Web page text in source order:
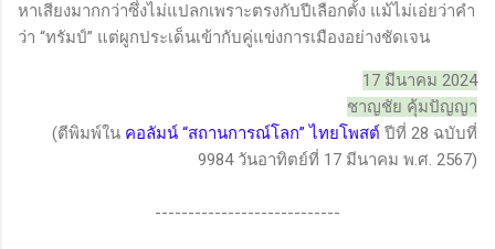
หาเสียงมากกว่าซึ่งไม่แปลกเพราะตรงกับปีเลือกตั้ง แม้ไม่เอ่ยว่าคำ
ว่า “ทรัมป์” แต่ผูกประเด็นเข้ากับคู่แข่งการเมืองอย่างชัดเจน
17 มีนาคม 2024
ชาญชัย คุ้มปัญญา
(ตีพิมพ์ใน คอลัมน์ “สถานการณ์โลก” ไทยโพสต์ ปีที่ 28 ฉบับที่
9984 วันอาทิตย์ที่ 17 มีนาคม พ.ศ. 2567)
----------------------------